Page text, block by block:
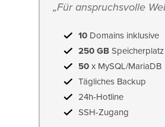
„Für anspruchsvolle
10 Domains inklusive
250 GB Speicherplatz
50 x MySQL/MariaDB
Tägliches Backup
24h-Hotline
SSH-Zugang